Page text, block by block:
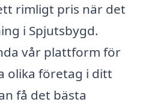
rimligt pris när det
i Spjutsbygd.
vår plattform för
olika företag i ditt
få det bästa